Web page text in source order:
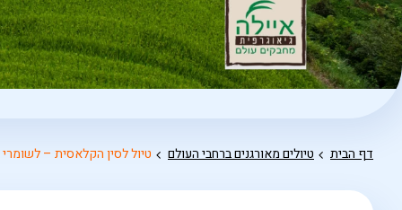
דף הבית טיולים מאורגנים ברחבי העולם טיול לסין הקלאסית –